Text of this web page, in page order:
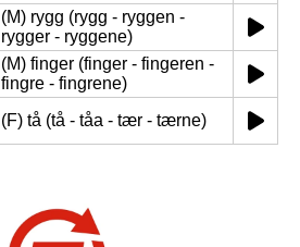
(M) rygg (rygg - ryggen -
rygger - ryggene)
(M) finger (finger - fingeren -
fingre - fingrene)
(F) tå (tå - tåa - tær - tærne)